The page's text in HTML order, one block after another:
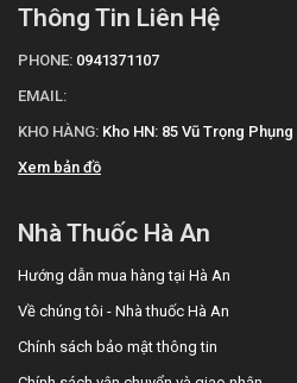
Thông Tin Liên Hệ
PHONE: 0941371107
EMAIL:
KHO HÀNG: Kho HN: 85 Vũ Trọng Phụng
Xem bản đồ
Nhà Thuốc Hà An
Hướng dẫn mua hàng tại Hà An
Về chúng tôi - Nhà thuốc Hà An
Chính sách bảo mật thông tin